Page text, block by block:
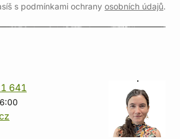
s podmínkami ochrany osobních údajů.
641